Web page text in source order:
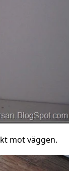
mot väggen.